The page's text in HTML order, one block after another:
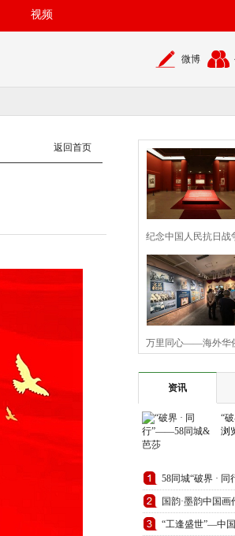
视频
微博
返回首页
纪念中国人民抗日战
世界反法西斯
万里同心——海外华
资讯
“
浏
58同城“破界 · 同
于平凡处遇
国韵·墨韵中国
开幕
“工逢盛世”—中